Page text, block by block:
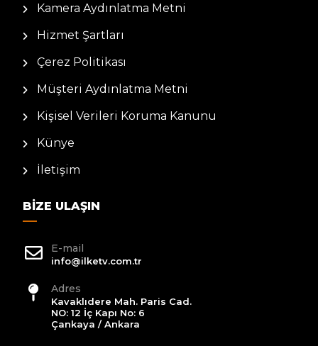
Kamera Aydınlatma Metni
Hizmet Şartları
Çerez Politikası
Müşteri Aydınlatma Metni
Kişisel Verileri Koruma Kanunu
Künye
İletişim
BIZE ULAŞIN
E-mail
info@ilketv.com.tr
Adres
Kavaklıdere Mah. Paris Cad.
NO: 12 İç Kapı No: 6
Çankaya / Ankara